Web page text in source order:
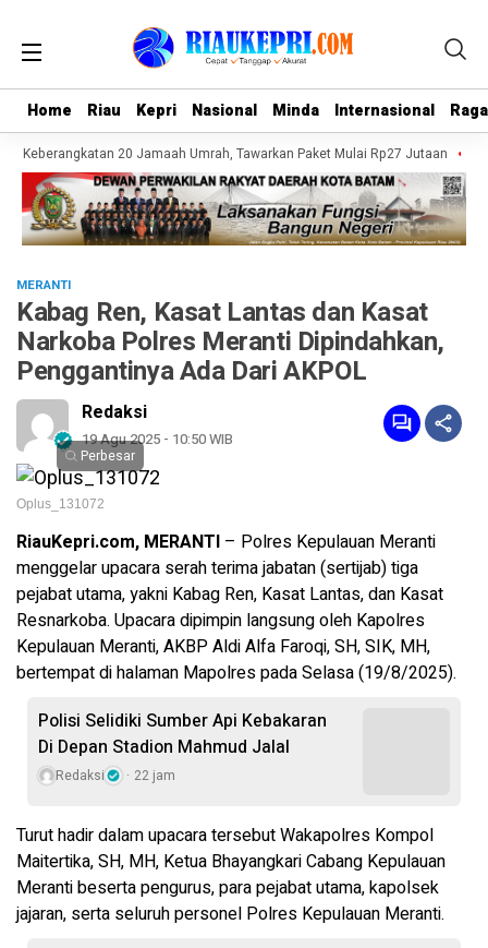
Home Riau Kepri Nasional Minda Internasional
Home Riau Kepri Nasional Minda Internasional
Keberangkatan 20 Jamaah Umrah, Tawarkan Paket Mulai Rp27 Jutaan
MERANTI
Kabag Ren, Kasat Lantas dan Kasat
Narkoba Polres Meranti Dipindahkan,
Penggantinya Ada Dari AKPOL
Redaksi
19 Agu 2025 - 10:50 WIB
Perbesar
Oplus_131072
RiauKepri.com, MERANTI – Polres Kepulauan Meranti
menggelar upacara serah terima jabatan (sertijab) tiga
pejabat utama, yakni Kabag Ren, Kasat Lantas, dan Kasat
Resnarkoba. Upacara dipimpin langsung oleh Kapolres
Kepulauan Meranti, AKBP Aldi Alfa Faroqi, SH, SIK, MH,
bertempat di halaman Mapolres pada Selasa (19/8/2025).
Polisi Selidiki Sumber Api Kebakaran
Di Depan Stadion Mahmud Jalal
Redaksi 22 jam
Turut hadir dalam upacara tersebut Wakapolres Kompol
Maitertika, SH, MH, Ketua Bhayangkari Cabang Kepulauan
Meranti beserta pengurus, para pejabat utama, kapolsek
jajaran, serta seluruh personel Polres Kepulauan Meranti.